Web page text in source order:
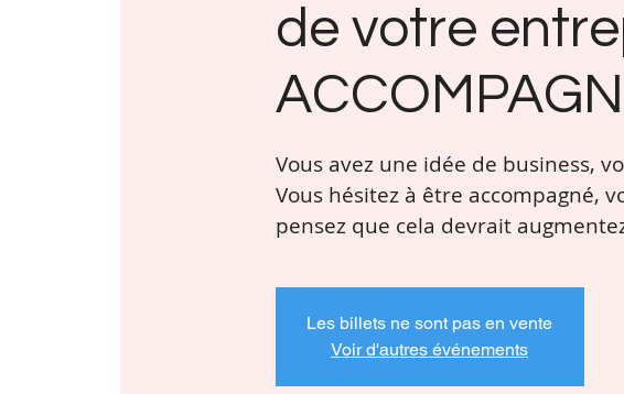
de votre
Vous avez une idée de business,
Vous hésitez à être accompagné,
Les billets ne sont pas en vente
Voir d'autres événements